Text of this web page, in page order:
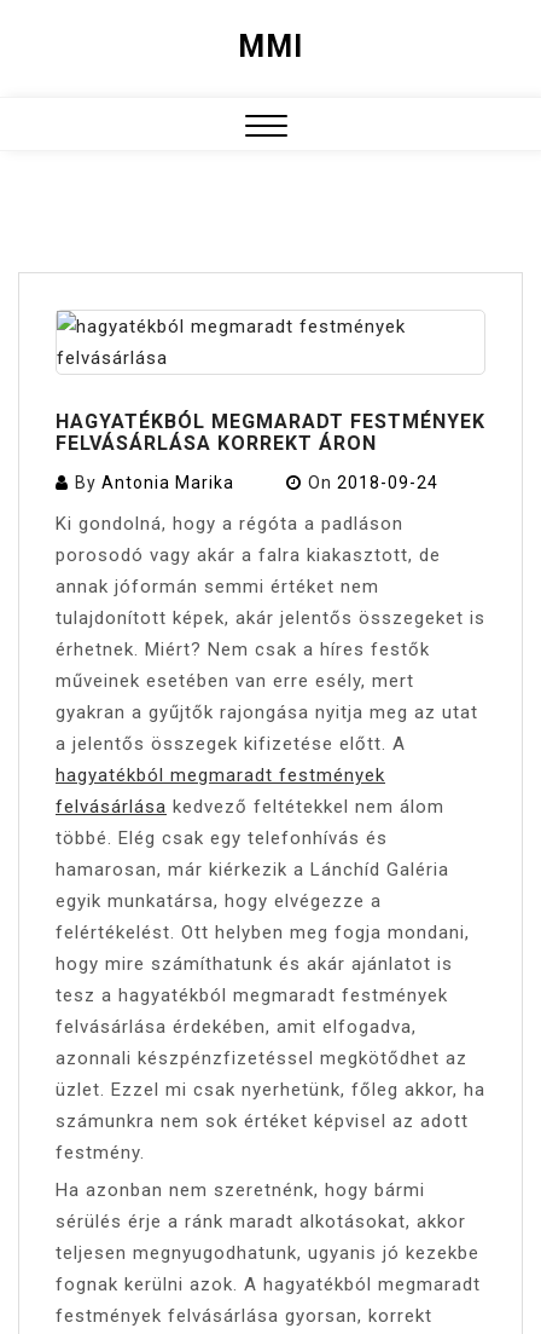
MMI
HAGYATÉKBÓL MEGMARADT FESTMÉNYEK
FELVÁSÁRLÁSA KORREKT ÁRON
By Antonia Marika On 2018-09-24
Ki gondolná, hogy a régóta a padláson
porosodó vagy akár a falra kiakasztott, de
annak jóformán semmi értéket nem
tulajdonított képek, akár jelentős összegeket is
érhetnek. Miért? Nem csak a híres festők
műveinek esetében van erre esély, mert
gyakran a gyűjtők rajongása nyitja meg az utat
a jelentős összegek kifizetése előtt. A
hagyatékból megmaradt festmények
felvásárlása kedvező feltétekkel nem álom
többé. Elég csak egy telefonhívás és
hamarosan, már kiérkezik a Lánchíd Galéria
egyik munkatársa, hogy elvégezze a
felértékelést. Ott helyben meg fogja mondani,
hogy mire számíthatunk és akár ajánlatot is
tesz a hagyatékból megmaradt festmények
felvásárlása érdekében, amit elfogadva,
azonnali készpénzfizetéssel megkötődhet az
üzlet. Ezzel mi csak nyerhetünk, főleg akkor, ha
számunkra nem sok értéket képvisel az adott
festmény.
Ha azonban nem szeretnénk, hogy bármi
sérülés érje a ránk maradt alkotásokat, akkor
teljesen megnyugodhatunk, ugyanis jó kezekbe
fognak kerülni azok. A hagyatékból megmaradt
festmények felvásárlása gyorsan, korrekt